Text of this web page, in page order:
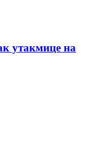
утакмице на